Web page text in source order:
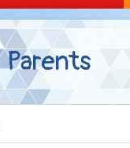
Parents